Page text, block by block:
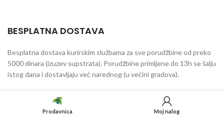
BESPLATNA DOSTAVA
Besplatna dostava kurirskim službama za sve porudžbine od preko
5000 dinara (izuzev supstrata). Porudžbine primljene do 13h se šalju
istog dana i dostavljaju već narednog (u većini gradova).
BESPLATNA ISPORUKA SUPSTRATA
Prodavnica Moj nalog